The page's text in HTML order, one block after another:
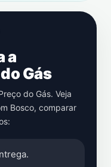
a
Gás
do Gás. Veja
Bosco, comparar